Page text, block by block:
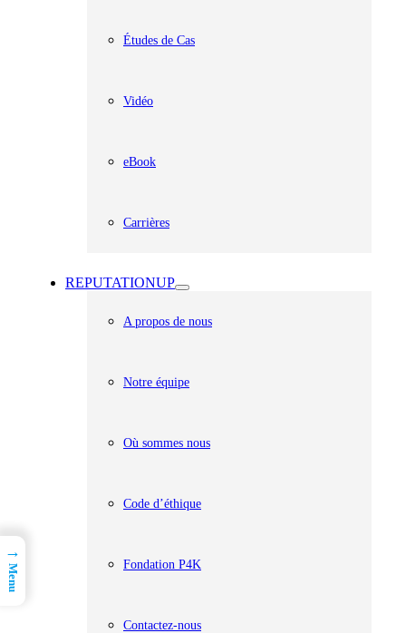
Études de Cas
Vidéo
eBook
Carrières
REPUTATIONUP
A propos de nous
Notre équipe
Où sommes nous
Code d’éthique
Fondation P4K
Contactez-nous
→
Menu